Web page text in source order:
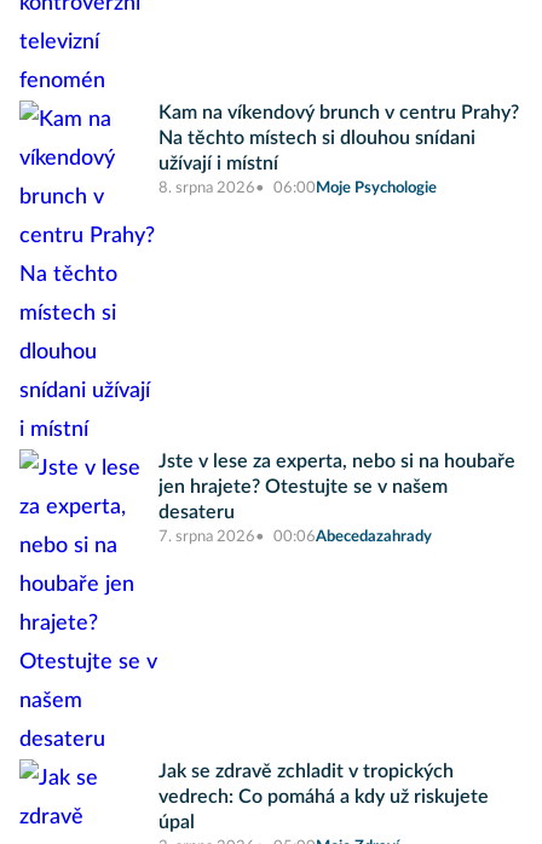
Kam na víkendový brunch v centru Prahy?
Na těchto místech si dlouhou snídani
užívají i místní
8. srpna 2026 06:00 Moje Psychologie
Jste v lese za experta, nebo si na houbaře
jen hrajete? Otestujte se v našem
desateru
7. srpna 2026 00:06Abecedazahrady
Jak se zdravě zchladit v tropických
vedrech: Co pomáhá a kdy už riskujete
úpal